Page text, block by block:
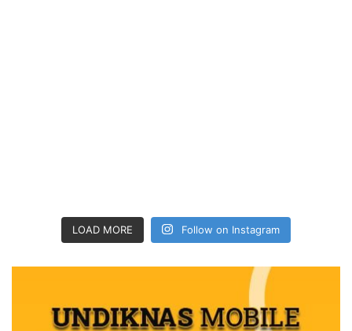
LOAD MORE Follow on Instagram